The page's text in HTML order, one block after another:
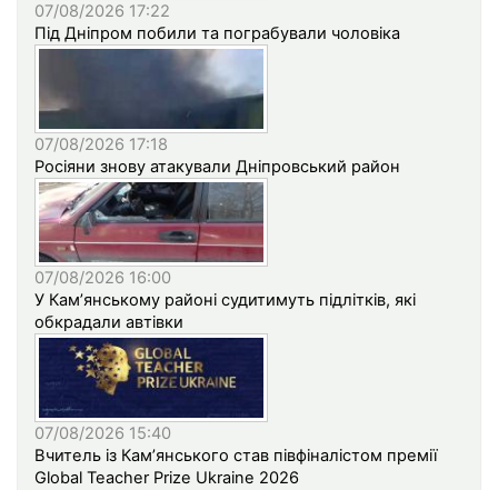
07/08/2026 17:22
Під Дніпром побили та пограбували чоловіка
07/08/2026 17:18
Росіяни знову атакували Дніпровський район
07/08/2026 16:00
У Кам’янському районі судитимуть підлітків, які
обкрадали автівки
07/08/2026 15:40
Вчитель із Кам’янського став півфіналістом премії
Global Teacher Prize Ukraine 2026